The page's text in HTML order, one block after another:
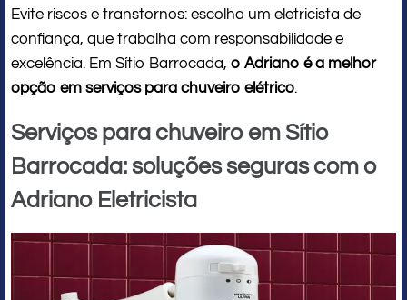
Evite riscos e transtornos: escolha um eletricista de
confiança, que trabalha com responsabilidade e
excelência. Em Sítio Barrocada, o Adriano é a melhor
opção em serviços para chuveiro elétrico.
Serviços para chuveiro em Sítio
Barrocada: soluções seguras com o
Adriano Eletricista